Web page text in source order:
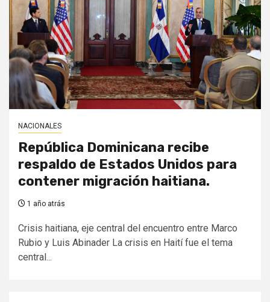
NACIONALES
República Dominicana recibe
respaldo de Estados Unidos para
contener migración haitiana.
1 año atrás
Crisis haitiana, eje central del encuentro entre Marco
Rubio y Luis Abinader La crisis en Haití fue el tema
central...